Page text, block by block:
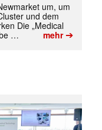
um, um
und dem
Die „Medical
…
mehr➔